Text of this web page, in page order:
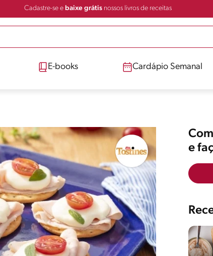
Cadastre-se e baixe grátisnossos livros de receitas
E-books Cardápio Semanal
e